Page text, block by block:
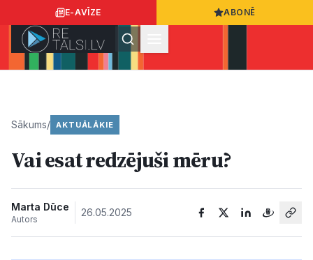
E-AVĪZE ABONĒ
Ziņas
Sabiedrība
Sākums/ AKTUĀLĀKIE
Vai esat redzējuši mēru?
Marta Dūce
Autors
26.05.2025